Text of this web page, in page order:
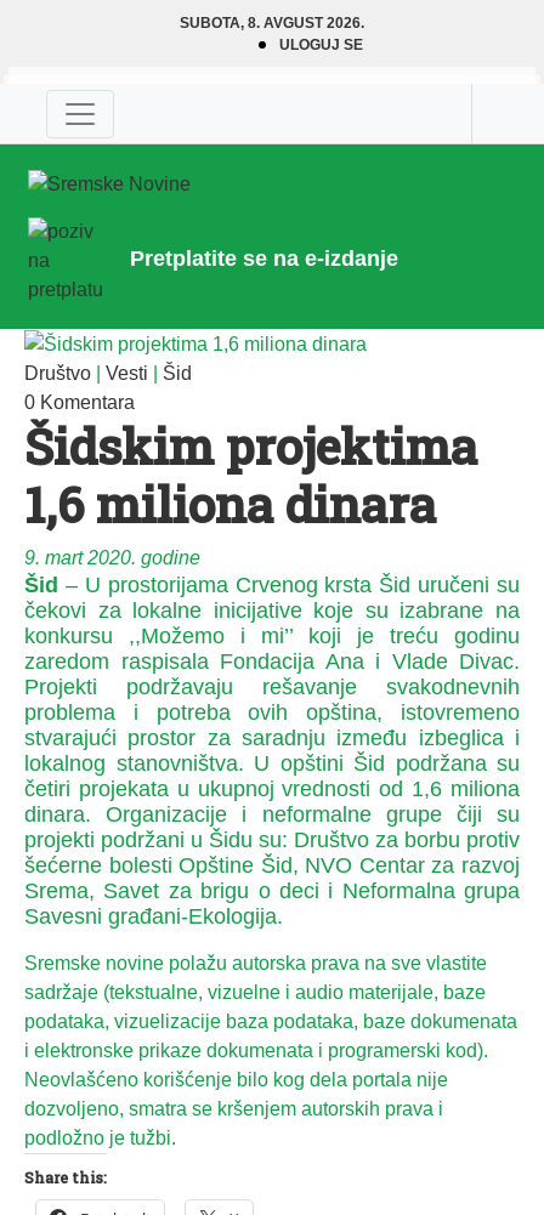
SUBOTA, 8. AVGUST 2026.
ULOGUJ SE
Pretplatite se na e-izdanje
Društvo Vesti
Šid
0 Komentara
Šidskim projektima
1,6 miliona dinara
9. mart 2020. godine
Šid – U prostorijama Crvenog krsta Šid uručeni su
čekovi za lokalne inicijative koje su izabrane na
konkursu ,,Možemo i mi’’ koji je treću godinu
zaredom raspisala Fondacija Ana i Vlade Divac.
Projekti podržavaju rešavanje svakodnevnih
problema i potreba ovih opština, istovremeno
stvarajući prostor za saradnju između izbeglica i
lokalnog stanovništva. U opštini Šid podržana su
četiri projekata u ukupnoj vrednosti od 1,6 miliona
dinara. Organizacije i neformalne grupe čiji su
projekti podržani u Šidu su: Društvo za borbu protiv
šećerne bolesti Opštine Šid, NVO Centar za razvoj
Srema, Savet za brigu o deci i Neformalna grupa
Savesni građani-Ekologija.
Sremske novine polažu autorska prava na sve vlastite
sadržaje (tekstualne, vizuelne i audio materijale, baze
podataka, vizuelizacije baza podataka, baze dokumenata
i elektronske prikaze dokumenata i programerski kod).
Neovlašćeno korišćenje bilo kog dela portala nije
dozvoljeno, smatra se kršenjem autorskih prava i
podložno je tužbi.
Share this: